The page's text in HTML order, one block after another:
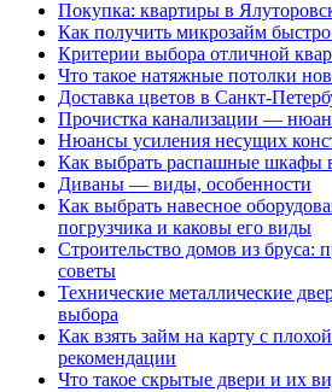
Покупка: квартиры в
Как получить микрозайм быстро
Критерии выбора отличной
Что такое натяжные потолки
Доставка цветов в Санкт-
Прочистка канализации —
Нюансы усиления несущих
Как выбрать распашные шкафы
Диваны — виды, особенности
Как выбрать навесное
погрузчика и каковы его виды
Строительство домов из бруса:
советы
Технические металлические
выбора
Как взять займ на карту с
рекомендации
Что такое скрытые двери и их